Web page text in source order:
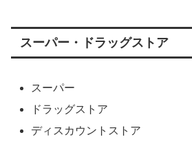
スーパー・ドラッグストア
スーパー
ドラッグストア
ディスカウントストア